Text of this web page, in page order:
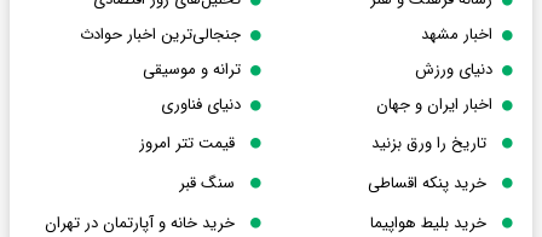
اخبار مشهد
جنجالی‌ترین اخبار حوادث
دنیای ورزش
ترانه و موسیقی
اخبار ایران و جهان
دنیای فناوری
تاریخ را ورق بزنید
قیمت تتر امروز
خرید پنکه اقساطی
سنگ قبر
خرید بلیط هواپیما
خرید خانه و آپارتمان در تهران